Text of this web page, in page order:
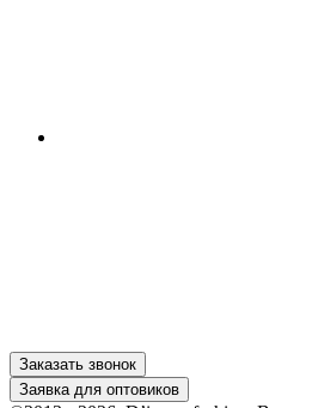
Заказать звонок
Заявка для оптовиков